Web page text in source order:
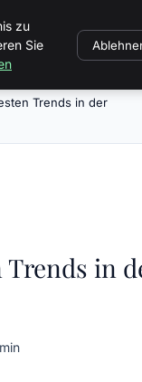
Trends in der
Trends in
zu
Sie